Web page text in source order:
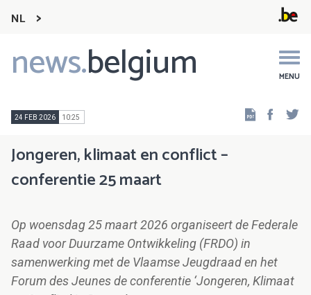
NL
news.belgium MENU
Main
navigation
24 FEB 2026 10:25
Jongeren, klimaat en conflict –
conferentie 25 maart
Op woensdag 25 maart 2026 organiseert de Federale
Raad voor Duurzame Ontwikkeling (FRDO) in
samenwerking met de Vlaamse Jeugdraad en het
Forum des Jeunes de conferentie ‘Jongeren, Klimaat